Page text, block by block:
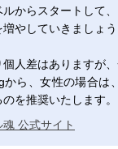
からスタートして
やしていきましょう
人差はありますが
から、女性の場合は
を推奨いたします。
公式サイト